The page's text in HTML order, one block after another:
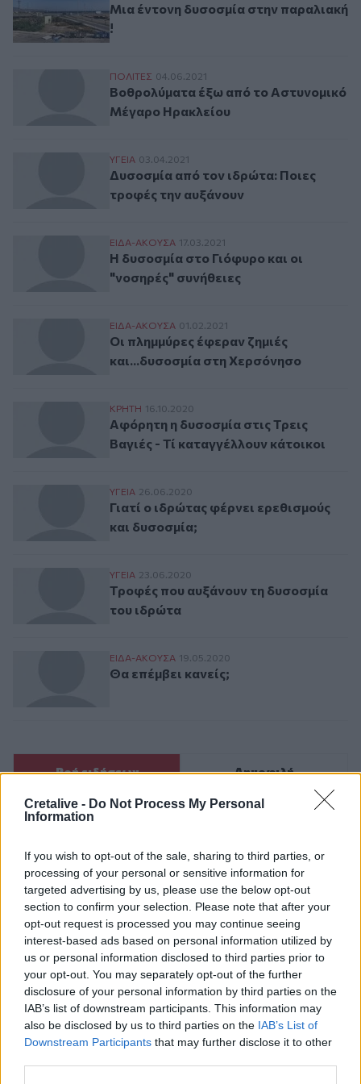
Cretalive - Do Not Process My Personal
Information
If you wish to opt-out of the sale, sharing to third parties, or
processing of your personal or sensitive information for
targeted advertising by us, please use the below opt-out
section to confirm your selection. Please note that after your
opt-out request is processed you may continue seeing
interest-based ads based on personal information utilized by
us or personal information disclosed to third parties prior to
your opt-out. You may separately opt-out of the further
disclosure of your personal information by third parties on the
IAB’s list of downstream participants. This information may
also be disclosed by us to third parties on the IAB’s List of
Downstream Participants that may further disclose it to other
Μια έντονη δυσοσμία στην παραλιακή
!
Βοθρολύματα έξω από το Αστυνομικό
ΠΟΛΙΤΕΣ 04.06.2021
Βοθρολύματα έξω από το Αστυνομικό
Μέγαρο Ηρακλείου
Δυσοσμία από τον ιδρώτα: Ποιες τροφές
ΥΓΕΙΑ 03.04.2021
Δυσοσμία από τον ιδρώτα: Ποιες
τροφές την αυξάνουν
Η δυσοσμία στο Γιόφυρο και οι "νοσηρές"
ΕΙΔΑ-ΑΚΟΥΣΑ 17.03.2021
Η δυσοσμία στο Γιόφυρο και οι
"νοσηρές" συνήθειες
Οι πλημμύρες έφεραν ζημιές
ΕΙΔΑ-ΑΚΟΥΣΑ 01.02.2021
Οι πλημμύρες έφεραν ζημιές
και...δυσοσμία στη Χερσόνησο
Αφόρητη η δυσοσμία στις Τρεις Βαγιές -
ΚΡΗΤΗ 16.10.2020
Αφόρητη η δυσοσμία στις Τρεις
Βαγιές - Τί καταγγέλλουν κάτοικοι
Γιατί ο ιδρώτας φέρνει ερεθισμούς και
ΥΓΕΙΑ 26.06.2020
Γιατί ο ιδρώτας φέρνει ερεθισμούς
και δυσοσμία;
Τροφές που αυξάνουν τη δυσοσμία του
ΥΓΕΙΑ 23.06.2020
Τροφές που αυξάνουν τη δυσοσμία
του ιδρώτα
Θα επέμβει κανείς;
ΕΙΔΑ-ΑΚΟΥΣΑ 19.05.2020
Θα επέμβει κανείς;
Ροή ειδήσεων Δημοφιλή
13:03
γάμο της στη Νότια Καρολίνα
13:02
Νέες ειδικότητες στη Σχολή Ανώτερης Επαγγελματικής
Κατάρτισης Χανίων
13:00
Τουρισμός για Όλους 2026: Άνοιξε η πλατφόρμα για τα
ΑΦΜ που λήγουν σε 7 ή 8
12:54
Κάλεσα σε σύσκεψη για το πρώην Λατομείο Ανώπολης